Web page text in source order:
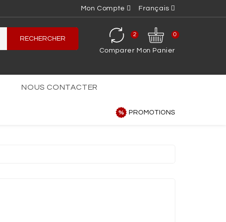
Mon Compte Français
RECHERCHER
Comparer
2
Mon Panier
0
NOUS CONTACTER
PROMOTIONS